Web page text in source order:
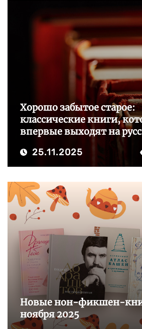
Хорошо забытое старое:
классические книги,
впервые выходят на
25.11.2025
Новые нон-фикшен-
ноября 2025